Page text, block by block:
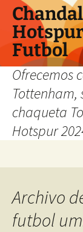
Futbol
Ofrecemos
Tottenham,
chaqueta
Hotspur
Archivo
futbol